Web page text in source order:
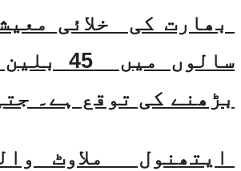
سالوں
بڑھنے کی توقع ہے۔
ایتھنول ملاوٹ